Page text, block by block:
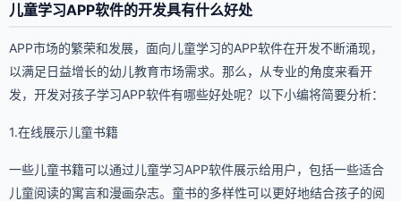
儿童学习APP软件的开发具有什么好处
APP市场的繁荣和发展，面向儿童学习的APP软件在开发不断涌现，
以满足日益增长的幼儿教育市场需求。那么，从专业的角度来看开
发，开发对孩子学习APP软件有哪些好处呢？以下小编将简要分析：
1.在线展示儿童书籍
一些儿童书籍可以通过儿童学习APP软件展示给用户，包括一些适合
儿童阅读的寓言和漫画杂志。童书的多样性可以更好地结合孩子的阅